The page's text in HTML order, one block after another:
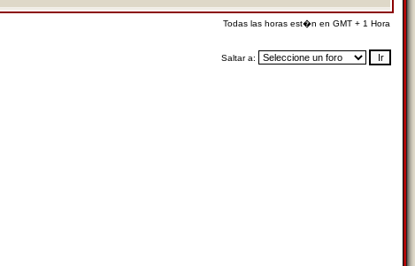
Todas las horas est�n en GMT + 1 Hora
Saltar a: